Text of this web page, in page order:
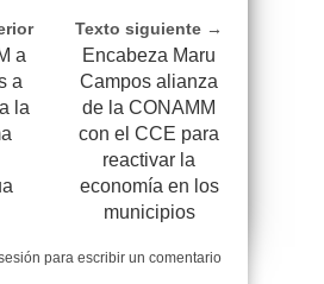
a
a
la
Texto siguiente →
Encabeza Maru
Campos alianza
de la CONAMM
con el CCE para
reactivar la
economía en los
municipios
para escribir un comentario